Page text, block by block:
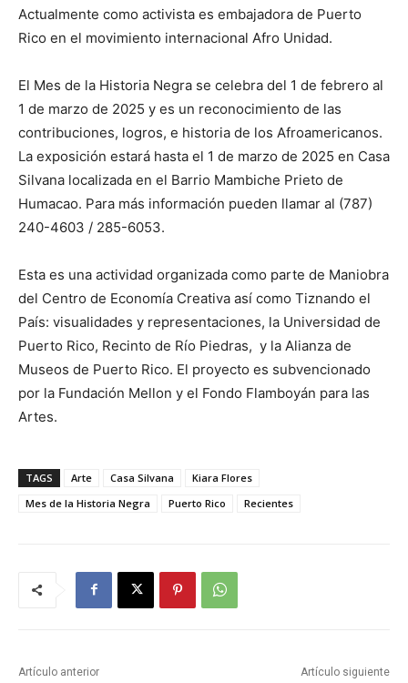
Actualmente como activista es embajadora de Puerto
Rico en el movimiento internacional Afro Unidad.
El Mes de la Historia Negra se celebra del 1 de febrero al
1 de marzo de 2025 y es un reconocimiento de las
contribuciones, logros, e historia de los Afroamericanos.
La exposición estará hasta el 1 de marzo de 2025 en Casa
Silvana localizada en el Barrio Mambiche Prieto de
Humacao. Para más información pueden llamar al (787)
240-4603 / 285-6053.
Esta es una actividad organizada como parte de Maniobra
del Centro de Economía Creativa así como Tiznando el
País: visualidades y representaciones, la Universidad de
Puerto Rico, Recinto de Río Piedras, y la Alianza de
Museos de Puerto Rico. El proyecto es subvencionado
por la Fundación Mellon y el Fondo Flamboyán para las
Artes.
TAGS Arte Casa Silvana
Kiara Flores
Mes de la Historia Negra
Puerto Rico Recientes
Artículo anterior Artículo siguiente